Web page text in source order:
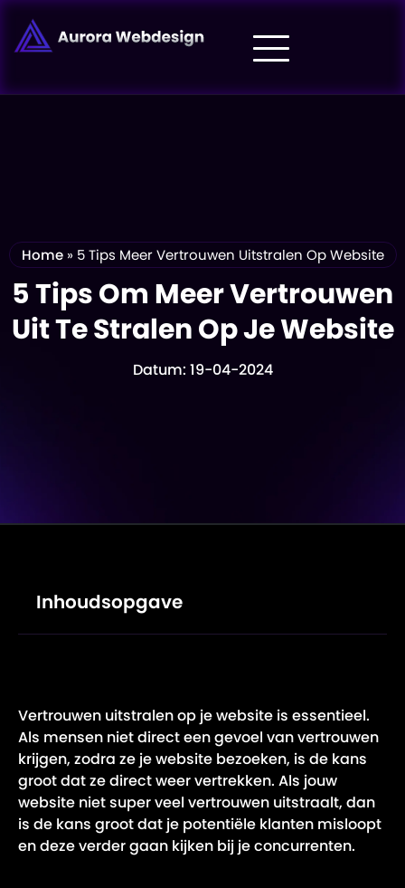
Home» 5 Tips Meer Vertrouwen Uitstralen Op Website
5 Tips Om Meer Vertrouwen
Uit Te Stralen Op Je Website
Datum: 19-04-2024
Inhoudsopgave
Vertrouwen uitstralen op je website is essentieel.
Als mensen niet direct een gevoel van vertrouwen
krijgen, zodra ze je website bezoeken, is de kans
groot dat ze direct weer vertrekken. Als jouw
website niet super veel vertrouwen uitstraalt, dan
is de kans groot dat je potentiële klanten misloopt
en deze verder gaan kijken bij je concurrenten.